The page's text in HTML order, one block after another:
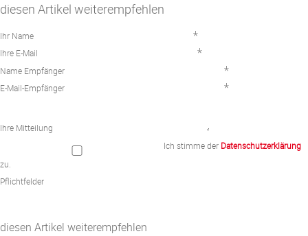
diesen Artikel weiterempfehlen
Ihr Name *
Ihre E-Mail *
Name Empfänger *
E-Mail-Empfänger *
Ihre Mitteilung
Ich stimme der Datenschutzerklärung
zu.
Pflichtfelder
diesen Artikel weiterempfehlen